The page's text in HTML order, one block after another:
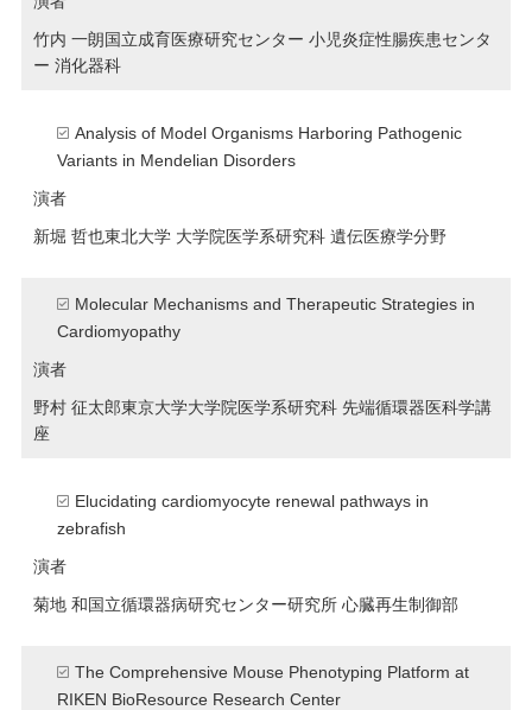
竹内 一朗国立成育医療研究センター 小児炎症性腸疾患センタ
ー 消化器科
Analysis of Model Organisms Harboring Pathogenic
Variants in Mendelian Disorders
演者
新堀 哲也東北大学 大学院医学系研究科 遺伝医療学分野
Molecular Mechanisms and Therapeutic Strategies in
Cardiomyopathy
演者
野村 征太郎東京大学大学院医学系研究科 先端循環器医科学講
座
Elucidating cardiomyocyte renewal pathways in
zebrafish
演者
菊地 和国立循環器病研究センター研究所 心臓再生制御部
The Comprehensive Mouse Phenotyping Platform at
RIKEN BioResource Research Center